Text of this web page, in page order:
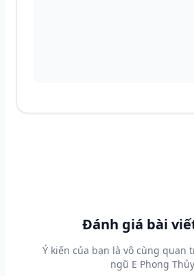
Đánh giá bài
Ý kiến của bạn là vô cùng quan
ngũ E Phong